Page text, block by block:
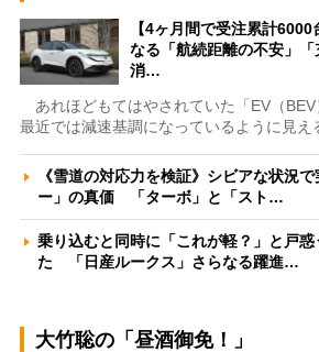
【4ヶ月間で受注累計
なる「航続距離の不安」
消…
あれほどもてはやされていた「EV（BEV
最近では減速基調になっているように見え
《雪道の対応力を検証》シビアな状況
ー」の真価 「ターボ」と「スト…
乗り込むと同時に「これが軽？」と戸
た 「日産ルークス」さらなる躍進…
大竹聡の「昼酒御免！」